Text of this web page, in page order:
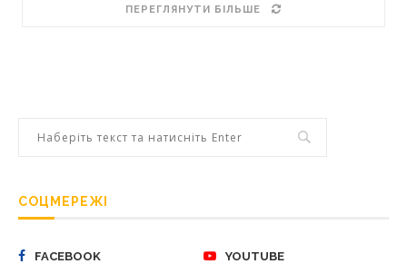
ПЕРЕГЛЯНУТИ БІЛЬШЕ
СОЦМЕРЕЖІ
FACEBOOK YOUTUBE